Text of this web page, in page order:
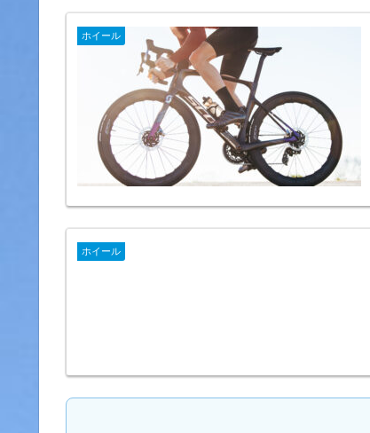
ホイール
ホイール